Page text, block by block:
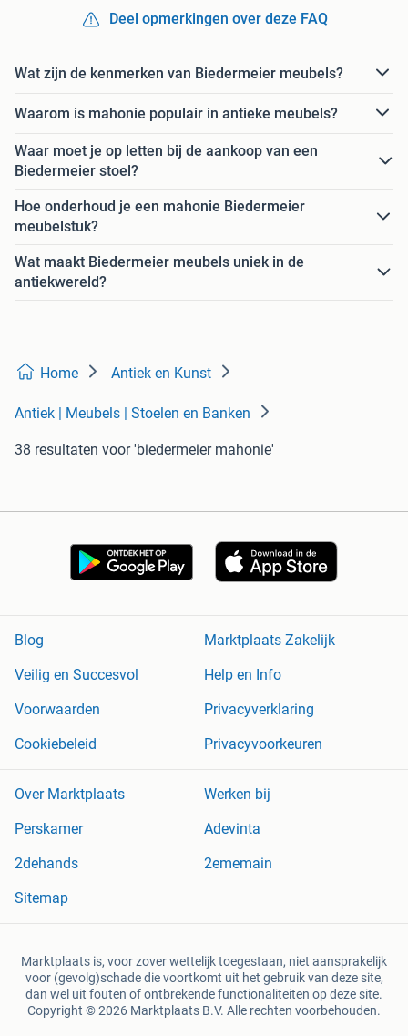
Deel opmerkingen over deze FAQ
Wat zijn de kenmerken van Biedermeier meubels?
Waarom is mahonie populair in antieke meubels?
Waar moet je op letten bij de aankoop van een
Biedermeier stoel?
Hoe onderhoud je een mahonie Biedermeier
meubelstuk?
Wat maakt Biedermeier meubels uniek in de
antiekwereld?
Home Antiek en Kunst
Antiek | Meubels | Stoelen en Banken
38 resultaten voor 'biedermeier mahonie'
Blog
Marktplaats Zakelijk
Veilig en Succesvol
Help en Info
Voorwaarden
Privacyverklaring
Cookiebeleid
Privacyvoorkeuren
Over Marktplaats
Werken bij
Perskamer
Adevinta
2dehands
2ememain
Sitemap
Marktplaats is, voor zover wettelijk toegestaan, niet aansprakelijk
voor (gevolg)schade die voortkomt uit het gebruik van deze site,
dan wel uit fouten of ontbrekende functionaliteiten op deze site.
Copyright © 2026 Marktplaats B.V. Alle rechten voorbehouden.